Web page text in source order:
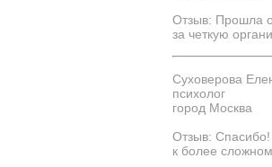
Отзыв: Прошла
за четкую
Суховерова
психолог
город Москва
Отзыв: Спасибо!
к более